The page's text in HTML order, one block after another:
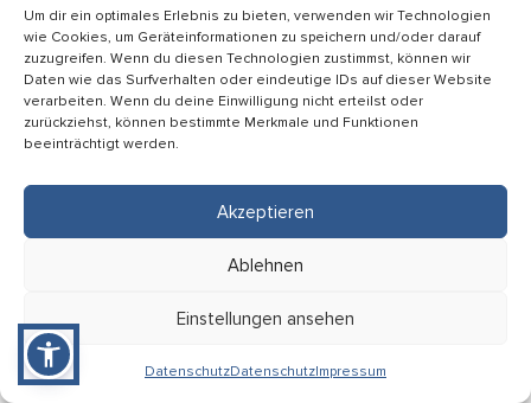
Um dir ein optimales Erlebnis zu bieten, verwenden wir Technologien
wie Cookies, um Geräteinformationen zu speichern und/oder darauf
zuzugreifen. Wenn du diesen Technologien zustimmst, können wir
Daten wie das Surfverhalten oder eindeutige IDs auf dieser Website
verarbeiten. Wenn du deine Einwilligung nicht erteilst oder
zurückziehst, können bestimmte Merkmale und Funktionen
beeinträchtigt werden.
Akzeptieren
Ablehnen
Einstellungen ansehen
DatenschutzDatenschutzImpressum
Alle Ämter
Stellenausschreibungen
Rechtliches
Impressum
Datenschutz
Informiert bleiben
Service-Code: 2KM8A